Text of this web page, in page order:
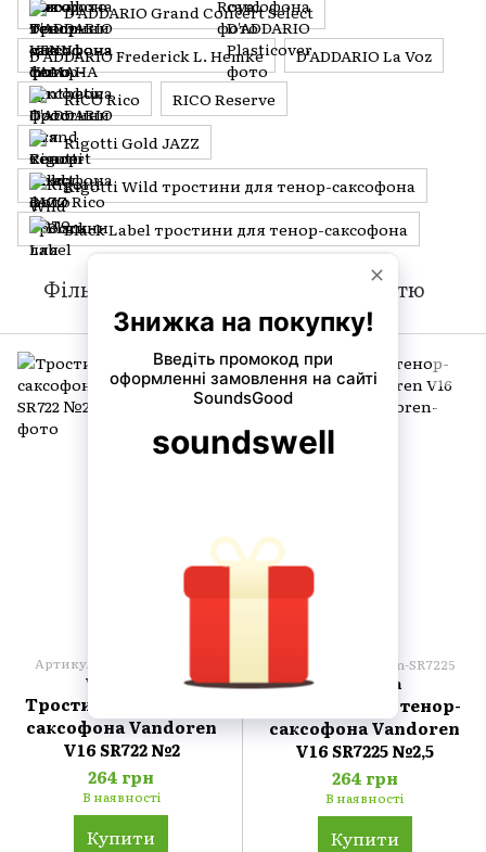
D'ADDARIO Grand Concert Select
D'ADDARIO Frederick L. Hemke
D'ADDARIO La Voz
RICO Rico
RICO Reserve
Rigotti Gold JAZZ
Rigotti Wild тростини для тенор-саксофона
Black Label тростини для тенор-саксофона
Фільтр За популярністю
Артикул: Vandoren-SR722
Vandoren
Тростини для тенор-
саксофона Vandoren
V16 SR722 №2
264 грн
В наявності
Купити
Артикул: Vandoren-SR7225
Vandoren
Тростини для тенор-
саксофона Vandoren
V16 SR7225 №2,5
264 грн
В наявності
Купити